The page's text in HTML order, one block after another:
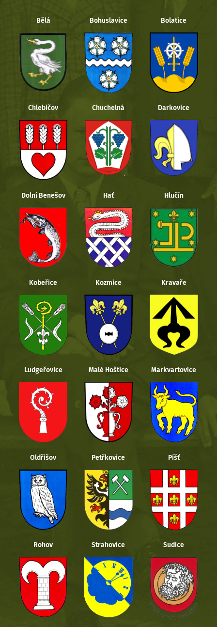
Bělá Bohuslavice Bolatice
Chlebičov Chuchelná Darkovice
Dolní Benešov Hať Hlučín
Kobeřice Kozmice Kravaře
Ludgeřovice Malé Hoštice Markvartovice
Oldřišov Petřkovice Píšť
Rohov Strahovice Sudice